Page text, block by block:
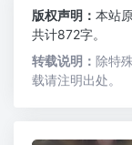
版权声明： 本站
共计872字。
转载说明： 除特
载请注明出处。